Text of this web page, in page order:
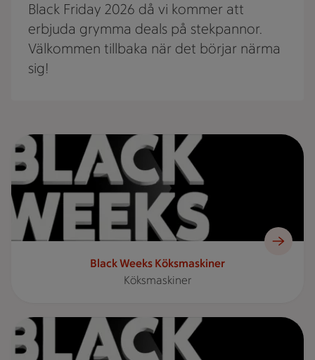
Black Friday 2026 då vi kommer att
erbjuda grymma deals på stekpannor.
Välkommen tillbaka när det börjar närma
sig!
Reklambild med texten "BLACK WEEKS" i förgrunden
Black Weeks Köksmaskiner
Köksmaskiner
Reklambild med texten "BLACK WEEKS" framför en stor X i